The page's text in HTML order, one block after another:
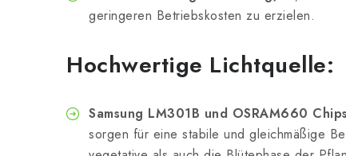
geringeren Betriebskosten zu erzielen.
Hochwertige Lichtquelle:
Samsung LM301B und OSRAM660
sorgen für eine stabile und gleichmäßige